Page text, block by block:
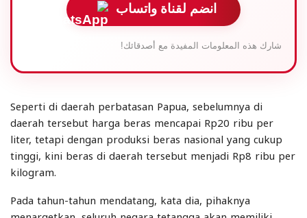
انضم لقناة واتساب
شارك هذه المعلومات المفيدة مع أصدقائك!
Seperti di daerah perbatasan Papua, sebelumnya di
daerah tersebut harga beras mencapai Rp20 ribu per
liter, tetapi dengan produksi beras nasional yang cukup
tinggi, kini beras di daerah tersebut menjadi Rp8 ribu per
kilogram.
Pada tahun-tahun mendatang, kata dia, pihaknya